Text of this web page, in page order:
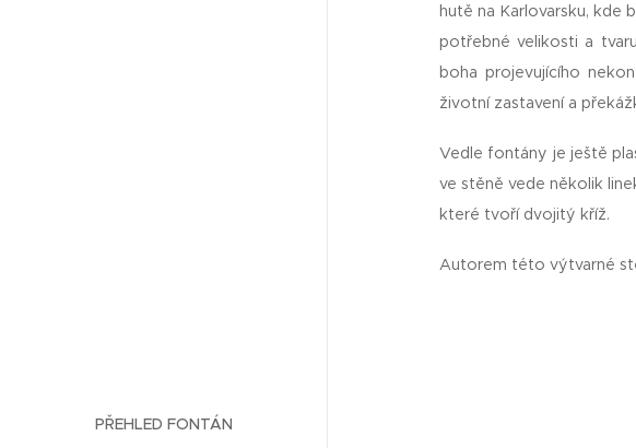
PŘEHLED FONTÁN
hutě na Karlovarsku, kde
potřebné velikosti a
boha projevujícího
životní zastavení a
Vedle fontány je ještě
ve stěně vede několik
které tvoří dvojitý kříž.
Autorem této výtvarné